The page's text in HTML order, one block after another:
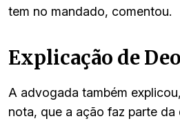
tem no mandado, comentou.
Explicação de
A advogada também
nota, que a ação faz parte